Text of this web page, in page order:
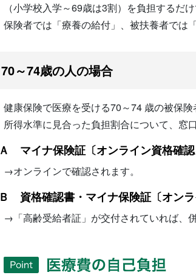
（小学校入学～69歳は3割）を負担するだ
保険者では「療養の給付」、被扶養者では
70～74歳の人の場合
健康保険で医療を受ける70～74 歳の被保
所得水準に見合った負担割合について、窓
Ａ マイナ保険証〔オンライン資格確認
→オンラインで確認されます。
Ｂ 資格確認書・マイナ保険証〔オン
→「高齢受給者証」が交付されていれば、